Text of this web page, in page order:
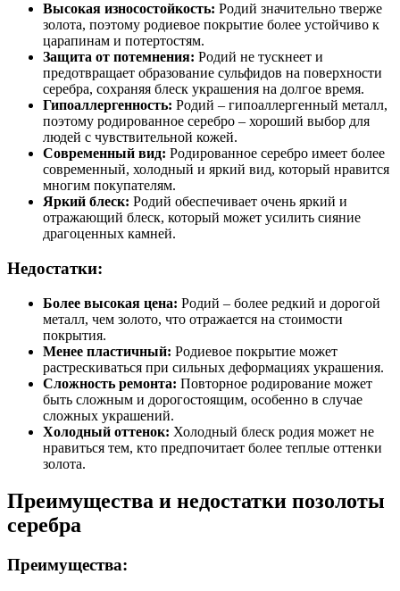
Высокая износостойкость: Родий значительно тверже
золота, поэтому родиевое покрытие более устойчиво к
царапинам и потертостям.
Защита от потемнения: Родий не тускнеет и
предотвращает образование сульфидов на поверхности
серебра, сохраняя блеск украшения на долгое время.
Гипоаллергенность: Родий – гипоаллергенный металл,
поэтому родированное серебро – хороший выбор для
людей с чувствительной кожей.
Современный вид: Родированное серебро имеет более
современный, холодный и яркий вид, который нравится
многим покупателям.
Яркий блеск: Родий обеспечивает очень яркий и
отражающий блеск, который может усилить сияние
драгоценных камней.
Недостатки:
Более высокая цена: Родий – более редкий и дорогой
металл, чем золото, что отражается на стоимости
покрытия.
Менее пластичный: Родиевое покрытие может
растрескиваться при сильных деформациях украшения.
Сложность ремонта: Повторное родирование может
быть сложным и дорогостоящим, особенно в случае
сложных украшений.
Холодный оттенок: Холодный блеск родия может не
нравиться тем, кто предпочитает более теплые оттенки
золота.
Преимущества и недостатки позолоты
серебра
Преимущества: